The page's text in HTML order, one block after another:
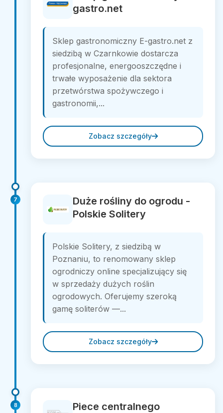
gastro.net
Sklep gastronomiczny E-gastro.net z
siedzibą w Czarnkowie dostarcza
profesjonalne, energooszczędne i
trwałe wyposażenie dla sektora
przetwórstwa spożywczego i
gastronomii,...
Zobacz szczegóły
7
Duże rośliny do ogrodu -
Polskie Solitery
Polskie Solitery, z siedzibą w
Poznaniu, to renomowany sklep
ogrodniczy online specjalizujący się
w sprzedaży dużych roślin
ogrodowych. Oferujemy szeroką
gamę soliterów —...
Zobacz szczegóły
8
Piece centralnego